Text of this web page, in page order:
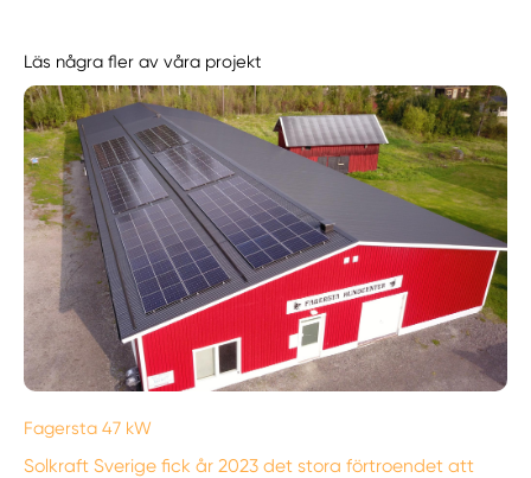
Läs några fler av våra projekt
Fagersta 47 kW
Solkraft Sverige fick år 2023 det stora förtroendet att